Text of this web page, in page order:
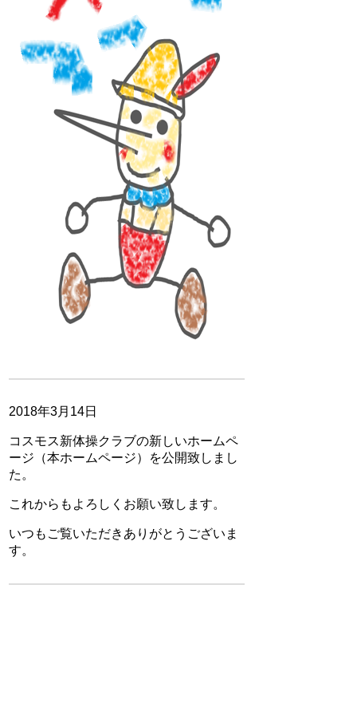
2018年3月14日
コスモス新体操クラブの新しいホームペ
ージ（本ホームページ）を公開致しまし
た。
これからもよろしくお願い致します。
いつもご覧いただきありがとうございま
す。